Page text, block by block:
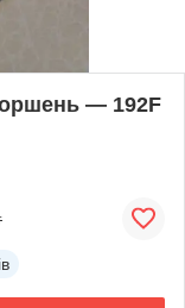
— 192F